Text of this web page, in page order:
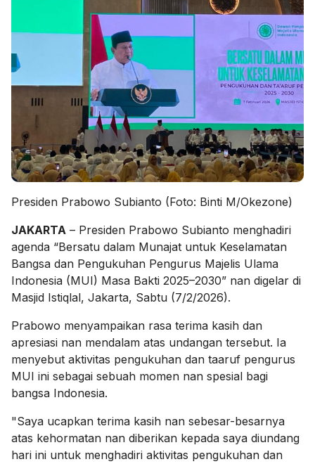
Presiden Prabowo Subianto (Foto: Binti M/Okezone)
JAKARTA – Presiden Prabowo Subianto menghadiri
agenda “Bersatu dalam Munajat untuk Keselamatan
Bangsa dan Pengukuhan Pengurus Majelis Ulama
Indonesia (MUI) Masa Bakti 2025–2030” nan digelar di
Masjid Istiqlal, Jakarta, Sabtu (7/2/2026).
Prabowo menyampaikan rasa terima kasih dan
apresiasi nan mendalam atas undangan tersebut. Ia
menyebut aktivitas pengukuhan dan taaruf pengurus
MUI ini sebagai sebuah momen nan spesial bagi
bangsa Indonesia.
"Saya ucapkan terima kasih nan sebesar-besarnya
atas kehormatan nan diberikan kepada saya diundang
hari ini untuk menghadiri aktivitas pengukuhan dan